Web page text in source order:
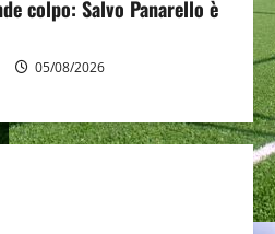
colpo: Salvo Panarello è
05/08/2026